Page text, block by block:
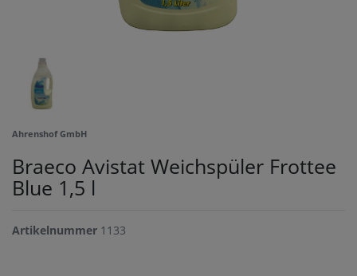
Ahrenshof GmbH
Braeco Avistat Weichspüler Frottee
Blue 1,5 l
Artikelnummer 1133